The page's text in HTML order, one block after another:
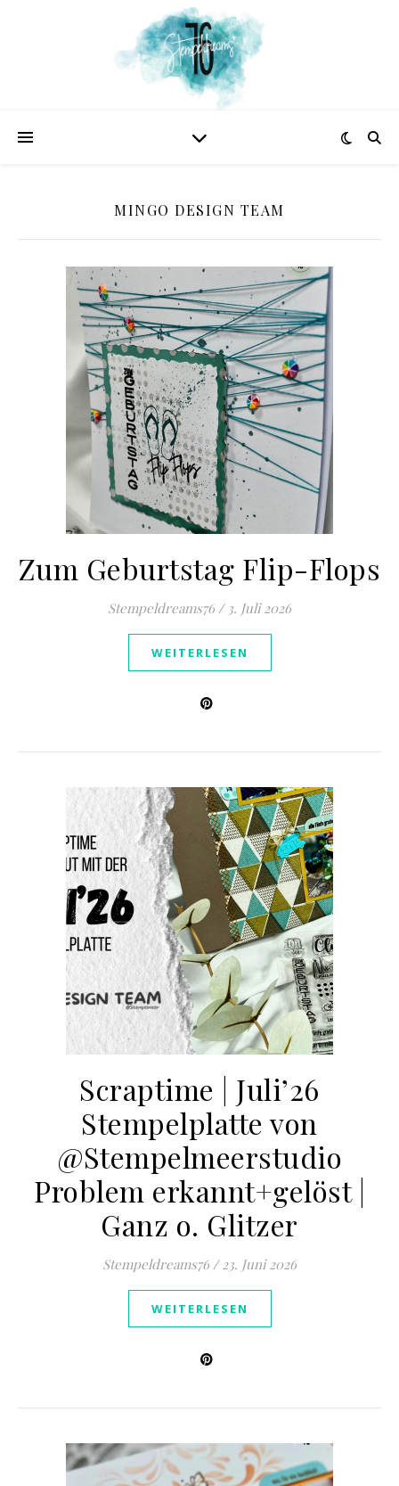
MINGO DESIGN TEAM
Zum Geburtstag Flip-Flops
Stempeldreams76 / 3. Juli 2026
WEITERLESEN
Scraptime | Juli’26
Stempelplatte von
@Stempelmeerstudio
Problem erkannt+gelöst |
Ganz o. Glitzer
Stempeldreams76 / 23. Juni 2026
WEITERLESEN